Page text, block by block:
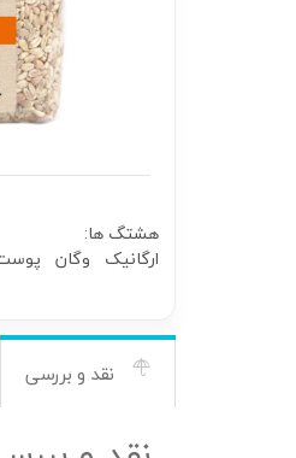
هشتگ ها:
ارگانیک وگان
نقد و بررسی